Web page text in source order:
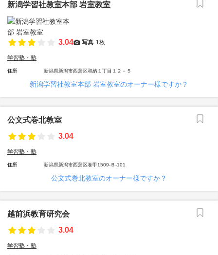
新潟学習社教室本部 岩室教室
3.04 写真 1枚
学習塾・塾
住所 新潟県新潟市西蒲区和納１丁目１２－５
新潟学習社教室本部 岩室教室のオーナー様ですか？
公文式巻北教室
3.04
学習塾・塾
住所 新潟県新潟市西蒲区巻甲1509-Ｂ-101
公文式巻北教室のオーナー様ですか？
越前浜教育研究会
3.04
学習塾・塾